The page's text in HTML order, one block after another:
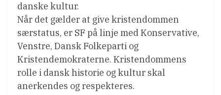
danske kultur.
Når det gælder at give kristendommen
særstatus, er SF på linje med Konservative,
Venstre, Dansk Folkeparti og
Kristendemokraterne. Kristendommens
rolle i dansk historie og kultur skal
anerkendes og respekteres.